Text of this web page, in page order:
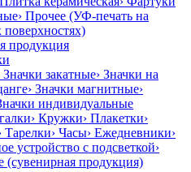
› Прочее (УФ-печать на
продукция
Значки закатные› Значки на
› Значки магнитные›
индивидуальные
› Кружки› Плакетки›
Тарелки› Часы› Ежедневники›
устройство с подсветкой›
(сувенирная продукция)